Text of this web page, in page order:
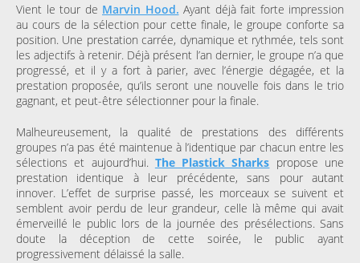
Vient le tour de Marvin Hood. Ayant déjà fait forte impression
au cours de la sélection pour cette finale, le groupe conforte sa
position. Une prestation carrée, dynamique et rythmée, tels sont
les adjectifs à retenir. Déjà présent l’an dernier, le groupe n’a que
progressé, et il y a fort à parier, avec l’énergie dégagée, et la
prestation proposée, qu’ils seront une nouvelle fois dans le trio
gagnant, et peut-être sélectionner pour la finale.
Malheureusement, la qualité de prestations des différents
groupes n’a pas été maintenue à l’identique par chacun entre les
sélections et aujourd’hui. The Plastick Sharks propose une
prestation identique à leur précédente, sans pour autant
innover. L’effet de surprise passé, les morceaux se suivent et
semblent avoir perdu de leur grandeur, celle là même qui avait
émerveillé le public lors de la journée des présélections. Sans
doute la déception de cette soirée, le public ayant
progressivement délaissé la salle.